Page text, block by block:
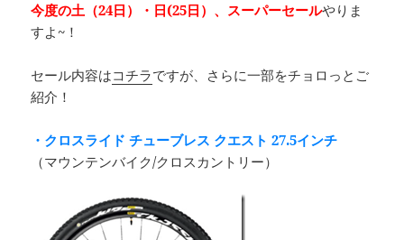
今度の土（24日）・日(25日）、スーパーセールやりま
すよ~！
セール内容はコチラですが、さらに一部をチョロっとご
紹介！
・クロスライド チューブレス クエスト 27.5インチ
（マウンテンバイク/クロスカントリー）